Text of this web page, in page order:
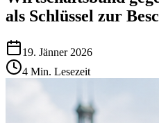
als Schlüssel zur
19. Jänner 2026
4 Min. Lesezeit